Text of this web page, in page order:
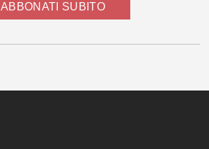
ABBONATI SUBITO